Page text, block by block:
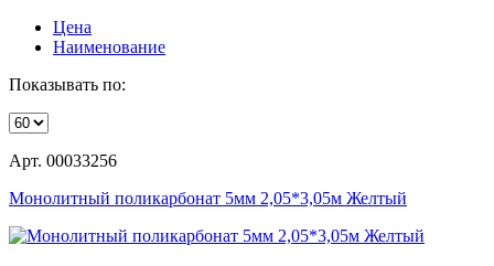
Цена
Наименование
Показывать по:
Арт. 00033256
Монолитный поликарбонат 5мм 2,05*3,05м Желтый